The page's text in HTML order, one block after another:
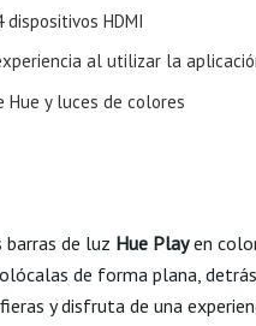
HDMI
al utilizar la
Hue y luces de colores
barras de luz Hue Playen
de forma plana,
y disfruta de una